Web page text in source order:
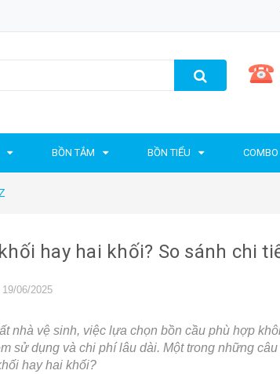
BỒN TẮM BỒN TIỂU COMBO
hay hai khối? So sánh chi
19/06/2025
nhà vệ sinh, việc lựa chọn bồn cầu phù hợp
sử dụng và chi phí lâu dài. Một trong những
hay hai khối?